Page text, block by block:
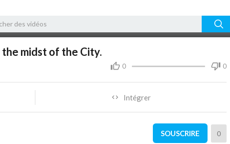
midst of the City.
0 0
Intégrer
SOUSCRIRE 0